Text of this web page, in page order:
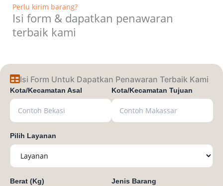
Perlu kirim barang?
Isi form & dapatkan penawaran
terbaik kami
Isi Form Untuk Dapatkan Penawaran Terbaik Kami
Kota/Kecamatan Asal Kota/Kecamatan Tujuan
Pilih Layanan
Berat (Kg) Jenis Barang